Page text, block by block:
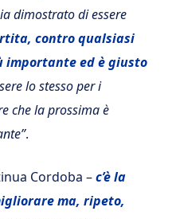
dimostrato di essere
contro qualsiasi
importante ed è giusto
lo stesso per i
che la prossima è
.
Cordoba –c’è la
ma, ripeto,